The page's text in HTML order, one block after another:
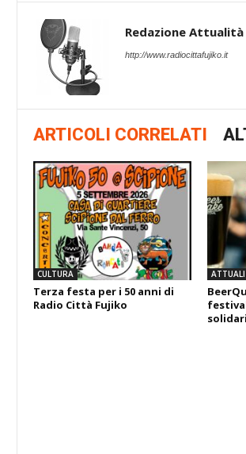
Redazione
http://www.radiocittafujiko.it
ARTICOLI CORRELATI
CULTURA
Terza festa per i 50 anni di
Radio Città Fujiko